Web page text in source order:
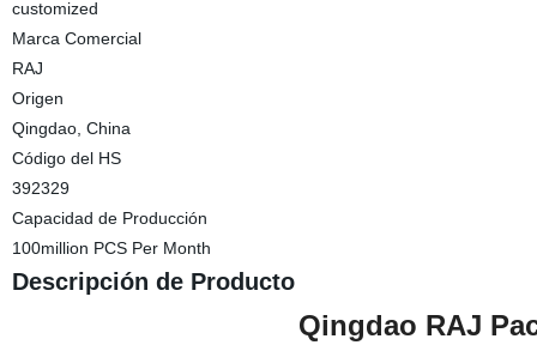
customized
Marca Comercial
RAJ
Origen
Qingdao, China
Código del HS
392329
Capacidad de Producción
100million PCS Per Month
Descripción de Producto
Qingdao RAJ